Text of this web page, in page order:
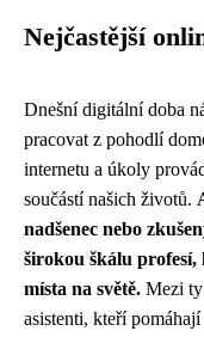
Nejčastější
Dnešní digitální doba
pracovat z pohodlí
internetu a úkoly
součástí našich životů.
nadšenec nebo
širokou škálu profesí,
místa na světě. Mezi
asistenti, kteří